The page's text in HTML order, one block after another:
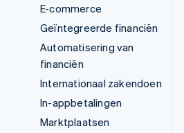
E-commerce
Geïntegreerde financiën
Automatisering van
financiën
Internationaal zakendoen
In-appbetalingen
Marktplaatsen